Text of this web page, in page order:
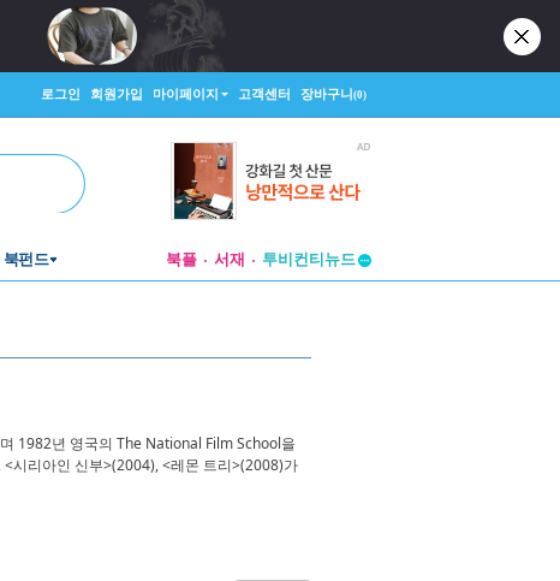
로그인 회원가입 마이페이지 고객센터 장바구니(0)
북펀드 북플 서재
투비컨티뉴드
1982년 영국의 The National Film School을
시리아인 신부>(2004), <레몬 트리>(2008)가